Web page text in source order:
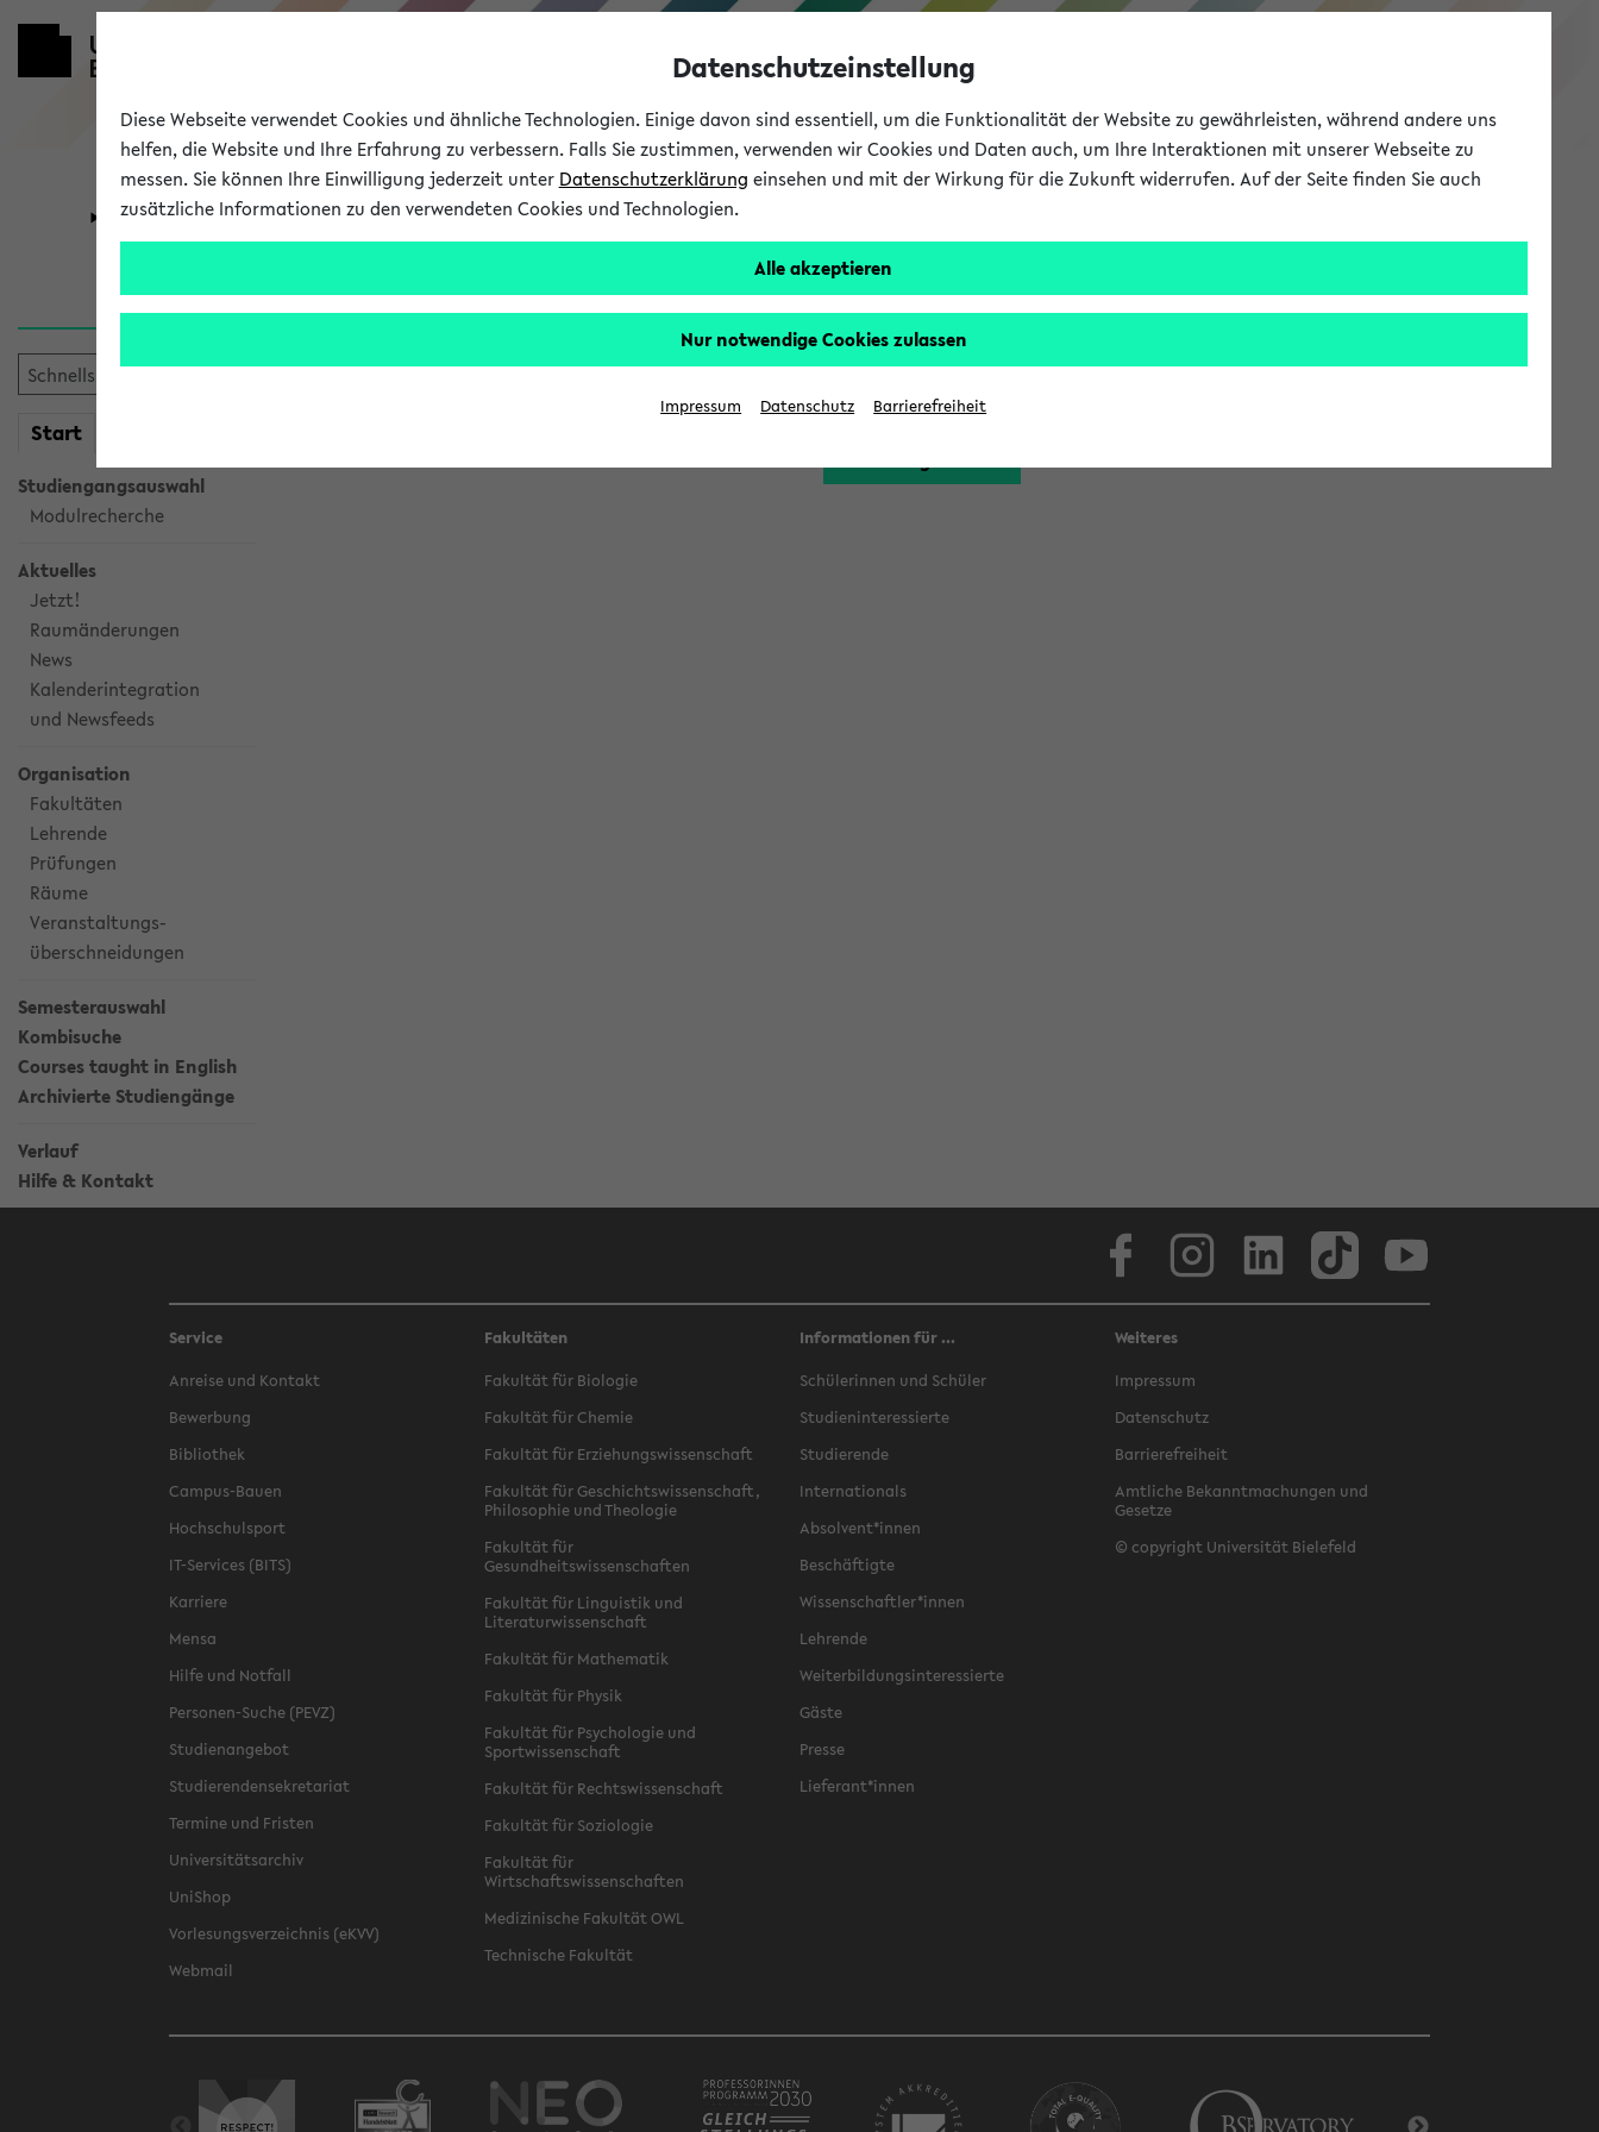
eKVV
Universität Forschung Studium
Start
Studiengangsauswahl
Modulrecherche
Aktuelles
Jetzt!
Raumänderungen
News
Kalenderintegration
und Newsfeeds
Organisation
Fakultäten
Lehrende
Prüfungen
Räume
Veranstaltungs-
überschneidungen
Semesterauswahl
Kombisuche
Courses taught in English
Archivierte Studiengänge
Verlauf
Hilfe & Kontakt
Sie möchten auf eine eKVV Funktion zugreifen, die Ihnen erst nach einer Anmeldung am System zur Verfügung steht.
Bitte melden Sie sich an:
Service
Anreise und Kontakt
Bewerbung
Bibliothek
Campus-Bauen
Hochschulsport
IT-Services (BITS)
Karriere
Mensa
Hilfe und Notfall
Personen-Suche (PEVZ)
Studienangebot
Studierendensekretariat
Termine und Fristen
Universitätsarchiv
UniShop
Vorlesungsverzeichnis (eKVV)
Webmail
Fakultäten
Fakultät für Biologie
Fakultät für Chemie
Fakultät für Erziehungswissenschaft
Fakultät für Geschichtswissenschaft,
Philosophie und Theologie
Fakultät für
Gesundheitswissenschaften
Fakultät für Linguistik und
Literaturwissenschaft
Fakultät für Mathematik
Fakultät für Physik
Fakultät für Psychologie und
Sportwissenschaft
Fakultät für Rechtswissenschaft
Fakultät für Soziologie
Fakultät für
Wirtschaftswissenschaften
Medizinische Fakultät OWL
Technische Fakultät
Informationen für ...
Schülerinnen und Schüler
Studieninteressierte
Studierende
Internationals
Absolvent*innen
Beschäftigte
Wissenschaftler*innen
Lehrende
Weiterbildungsinteressierte
Gäste
Presse
Lieferant*innen
Weiteres
Impressum
Datenschutz
Barrierefreiheit
Amtliche Bekanntmachungen und
Gesetze
© copyright Universität Bielefeld
Datenschutzeinstellung
Diese Webseite verwendet Cookies und ähnliche Technologien. Einige davon sind essentiell, um die Funktionalität der Website zu gewährleisten, während andere uns
helfen, die Website und Ihre Erfahrung zu verbessern. Falls Sie zustimmen, verwenden wir Cookies und Daten auch, um Ihre Interaktionen mit unserer Webseite zu
messen. Sie können Ihre Einwilligung jederzeit unter Datenschutzerklärung einsehen und mit der Wirkung für die Zukunft widerrufen. Auf der Seite finden Sie auch
zusätzliche Informationen zu den verwendeten Cookies und Technologien.
Alle akzeptieren
Nur notwendige Cookies zulassen
Impressum Datenschutz Barrierefreiheit